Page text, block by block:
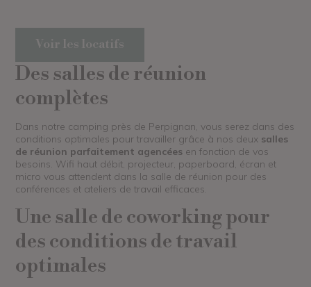
Voir les locatifs
Des salles de réunion
complètes
Dans notre camping près de Perpignan, vous serez dans des
conditions optimales pour travailler grâce à nos deux salles
de réunion parfaitement agencées en fonction de vos
besoins. Wifi haut débit, projecteur, paperboard, écran et
micro vous attendent dans la salle de réunion pour des
conférences et ateliers de travail efficaces.
Une salle de coworking pour
des conditions de travail
optimales